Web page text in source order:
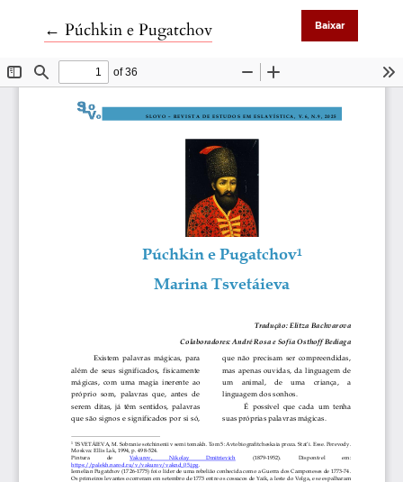
← Voltar aos Detalhes do Artigo
Púchkin e Pugatchov Baixar